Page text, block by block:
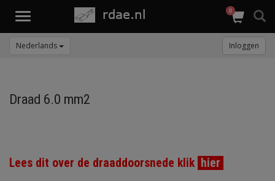
Toggle
0
Nederlands Inloggen
Draad 6.0 mm2
Lees dit over de draaddoorsnede klik hier